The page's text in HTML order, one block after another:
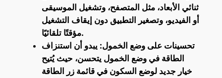
ثنائي الأبعاد، مثل المتصفح، وتشغيل الموسيقى
أو الفيديو، وتصغير التطبيق دون إيقاف التشغيل
مؤقتًا تلقائيًا.
تحسينات على وضع الخمول: يبدو أن استنزاف
الطاقة في وضع الخمول يتحسن، حيث يُتيح
خيار جديد لوضع السكون في قائمة زر الطاقة